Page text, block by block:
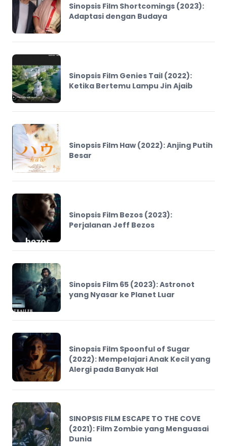
Sinopsis Film Shortcomings (2023):
Adaptasi dengan Budaya
Sinopsis Film Genies Tail (2022):
Ketika Bertemu Lampu Jin Ajaib
Sinopsis Film Haw (2022): Anjing Putih
Besar
Sinopsis Film Bezos (2023):
Perjalanan Jeff Bezos
Sinopsis Film 65 (2023): Astronot
yang Nyasar ke Planet Luar
Sinopsis Film Spoonful of Sugar
(2022): Mempelajari Anak Kecil yang
Alergi pada Banyak Hal
SINOPSIS FILM ESCAPE TO THE COVE
(2021): Film Zombie yang Menguasai
Dunia